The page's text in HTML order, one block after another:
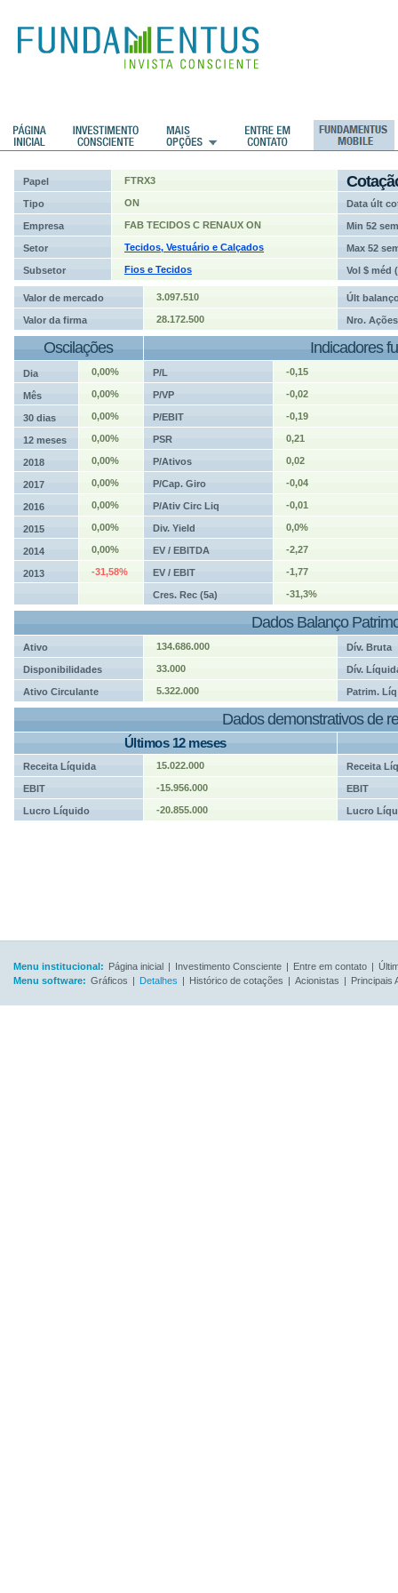
Papel FTRX3
Tipo ON Data últ
Empresa FAB TECIDOS C RENAUX ON Min 52 sem
Setor Tecidos, Vestuário e Calçados Max 52
Subsetor Fios e Tecidos Vol $ méd
Valor de mercado 3.097.510 Últ
Valor da firma 28.172.500 Nro. Ações
Oscilações Indicadores
Dia 0,00% P/L -0,15
Mês 0,00% P/VP -0,02
30 dias 0,00% P/EBIT -0,19
12 meses 0,00% PSR 0,21
2018 0,00% P/Ativos 0,02
2017 0,00% P/Cap. Giro -0,04
2016 0,00% P/Ativ Circ Liq -0,01
2015 0,00% Div. Yield 0,0%
2014 0,00% EV / EBITDA -2,27
2013 -31,58% EV / EBIT -1,77
Cres. Rec (5a) -31,3%
Dados Balanço
Ativo 134.686.000 Dív. Bruta
Disponibilidades 33.000 Dív.
Ativo Circulante 5.322.000 Patrim. Líq
Dados demonstrativos de
Últimos 12 meses
Receita Líquida 15.022.000 Receita
EBIT -15.956.000 EBIT
Lucro Líquido -20.855.000 Lucro
Menu institucional: Página inicial | Investimento Consciente | Entre em contato |
Menu software: Gráficos | Detalhes | Histórico de cotações | Acionistas | Principais